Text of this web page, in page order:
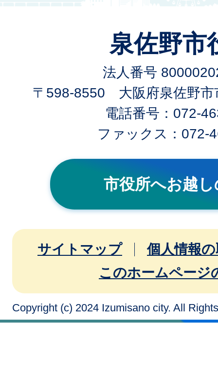
泉佐野市
法人番号
〒598-8550 大阪府泉佐野市
電話番号：072-
ファックス：072-
市役所へお越
サイトマップ
個人情報
このホームページ
Copyright (c) 2024 Izumisano city. All